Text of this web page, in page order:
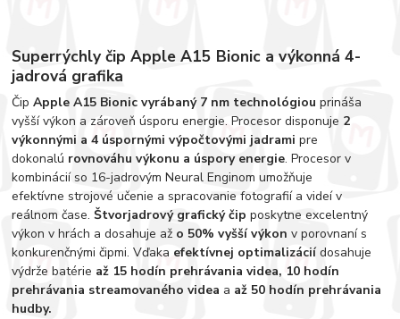
Superrýchly čip Apple A15 Bionic a výkonná 4-
jadrová grafika
ČipApple A15 Bionic vyrábaný 7 nm technológiouprináša
vyšší výkon a zároveň úsporu energie. Procesor disponuje 2
výkonnými a 4 úspornými výpočtovými jadramipre
dokonalú rovnováhu výkonu a úspory energie. Procesor v
kombinácií so 16-jadrovým Neural Enginom umožňuje
efektívne strojové učenie a spracovanie fotografií a videí v
reálnom čase.Štvorjadrový grafický čipposkytne excelentný
výkon v hrách a dosahuje až o 50% vyšší výkon v porovnaní s
konkurenčnými čipmi. Vďaka efektívnej optimalizáciídosahuje
výdrže batérie až 15 hodín prehrávania videa, 10 hodín
prehrávania streamovaného videa a až 50 hodín prehrávania
hudby.